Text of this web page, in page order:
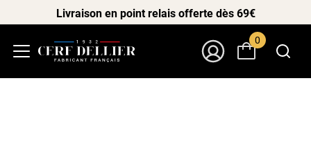
Livraison en point relais offerte dès 69€
0